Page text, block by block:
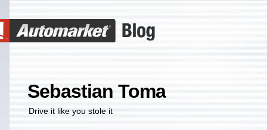
Sebastian Toma
Drive it like you stole it